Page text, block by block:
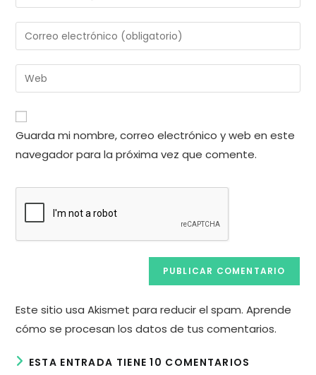
tu
nombre
de
usuario
para
comentar
Introduce
tu
dirección
de
electrónico
para
comentar
Introduce
la
URL
de
tu
web
Guarda mi nombre, correo electrónico y web en este
navegador para la próxima vez que comente.
Este sitio usa Akismet para reducir el spam.Aprende
cómo se procesan los datos de tus comentarios.
ESTA ENTRADA TIENE 10 COMENTARIOS